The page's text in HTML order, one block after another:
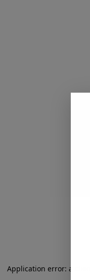
Application error: a